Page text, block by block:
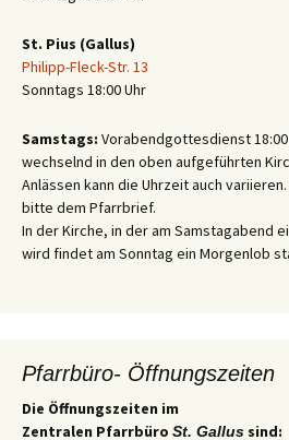
St. Pius (Gallus)
Philipp-Fleck-Str. 13
Sonntags 18:00 Uhr
Samstags: Vorabendgottesdienst 18:00
wechselnd in den oben aufgeführten
Anlässen kann die Uhrzeit auch
bitte dem Pfarrbrief.
In der Kirche, in der am Samstagabend
wird findet am Sonntag ein Morgenlob
Pfarrbüro- Öffnungszeiten
Die Öffnungszeiten im
Zentralen Pfarrbüro St. Gallus sind: